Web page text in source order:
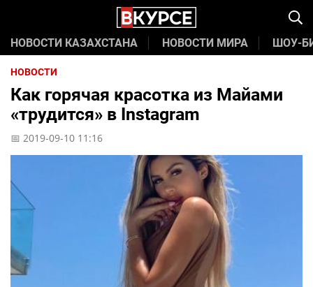
НОВОСТИ КАЗАХСТАНА НОВОСТИ МИРА ШОУ-
НОВОСТИ
Как горячая красотка из Майами
«трудится» в Instagram
📅 2019-09-10 11:16